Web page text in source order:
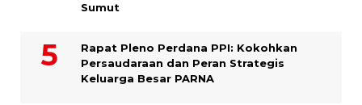
Sumut
Rapat Pleno Perdana PPI: Kokohkan
Persaudaraan dan Peran Strategis
Keluarga Besar PARNA